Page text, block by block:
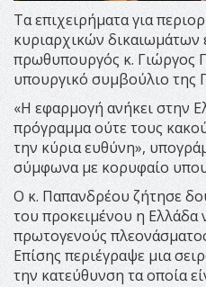
Τα επιχειρήματα για
κυριαρχικών δικαιωμάτων
πρωθυπουργός κ. Γιώργος
υπουργικό συμβούλιο της
«Η εφαρμογή ανήκει στην
πρόγραμμα ούτε τους
την κύρια ευθύνη»,
σύμφωνα με κορυφαίο
Ο κ. Παπανδρέου ζήτησε
του προκειμένου η Ελλάδα
πρωτογενούς
Επίσης περιέγραψε μια
την κατεύθυνση τα οποία